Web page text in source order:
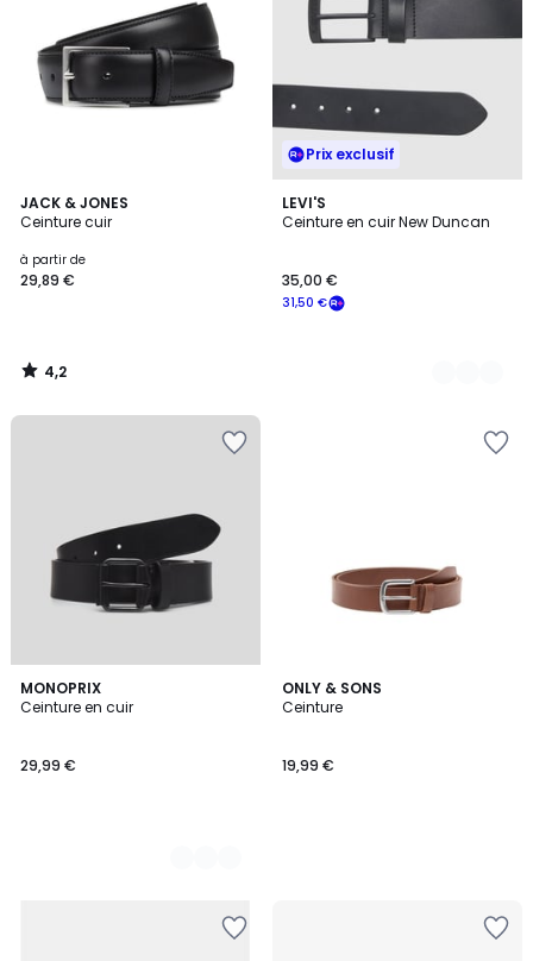
JACK & JONES
Ceinture cuir
à partir de
29,89 €
4,2
/ 5
4,2
/
Prix exclusif
LEVI'S
Ceinture en cuir New Duncan
31,50 €
35,00 €
2
Couleurs
MONOPRIX
Ceinture en cuir
29,99 €
2
Couleurs
ONLY & SONS
Ceinture
19,99 €